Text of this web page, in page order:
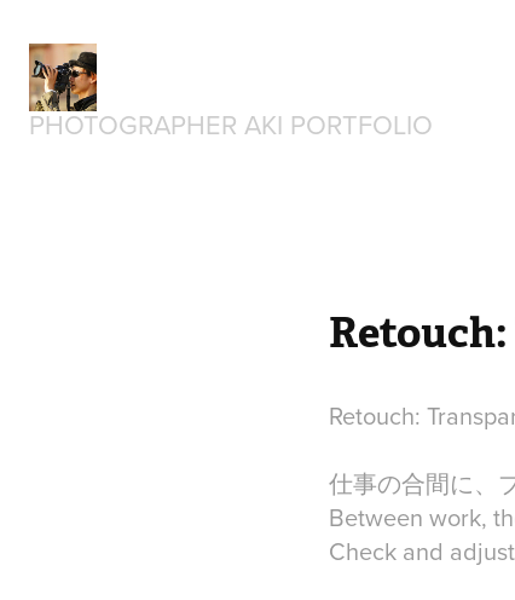
PHOTOGRAPHER AKI PORTFOLIO
Retouch:
仕事の合間に、
Between work,
Check and